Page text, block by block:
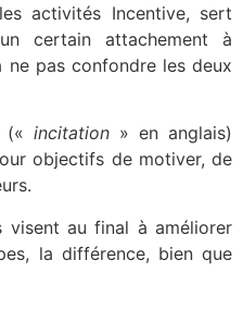
activités Incentive, sert
certain attachement à
ne pas confondre les deux
(« incitation » en anglais)
objectifs de motiver, de
visent au final à améliorer
la différence, bien que